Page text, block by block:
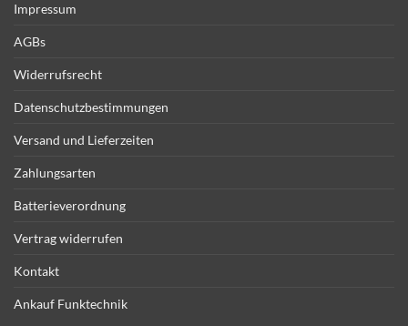
Impressum
AGBs
Widerrufsrecht
Datenschutzbestimmungen
Versand und Lieferzeiten
Zahlungsarten
Batterieverordnung
Vertrag widerrufen
Kontakt
Ankauf Funktechnik